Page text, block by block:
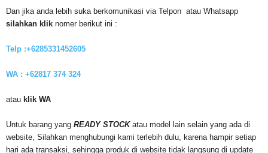
Dan jika anda lebih suka berkomunikasi via Telpon atau Whatsapp
silahkan klik nomer berikut ini :
Telp :+6285331452605
WA : +62817 374 324
atau klik WA
Untuk barang yang READY STOCKatau model lain selain yang ada di
website, Silahkan menghubungi kami terlebih dulu, karena hampir setiap
hari ada transaksi, sehingga produk di website tidak langsung di update